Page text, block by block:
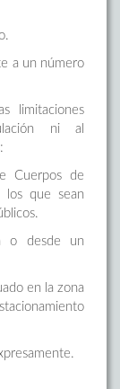
a un número
limitaciones
ni al
Cuerpos de
los que sean
o desde un
en la zona